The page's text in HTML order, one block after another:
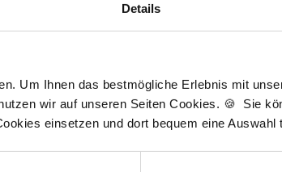
Details
Um Ihnen das bestmögliche Erlebnis mit
wir auf unseren Seiten Cookies. 🍪 Sie
einsetzen und dort bequem eine Auswahl
Titel
Nachname*